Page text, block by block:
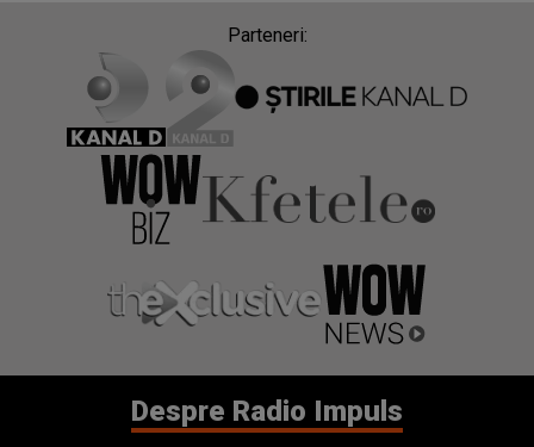
Parteneri:
Despre Radio Impuls